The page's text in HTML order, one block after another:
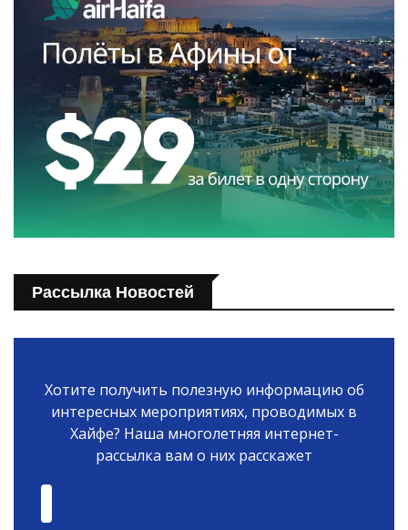
Рассылка Новостей
Хотите получить полезную информацию об
интересных мероприятиях, проводимых в
Хайфе? Наша многолетняя интернет-
рассылка вам о них расскажет